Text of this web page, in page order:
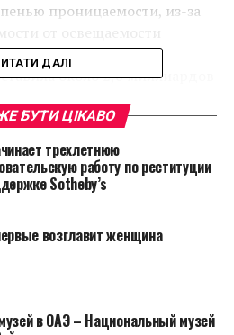
проницаемости, из-за
по-разному.
около 2,6 миллиардов
ДАЛІ
БУТИ ЦІКАВО
трехлетнюю
работу по реституции
Sotheby’s
возглавит женщина
в ОАЭ – Национальный музей